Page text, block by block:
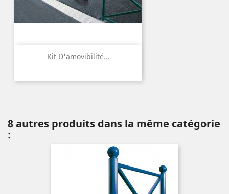
Kit D'amovibilité...
8 autres produits dans la même catégorie
: